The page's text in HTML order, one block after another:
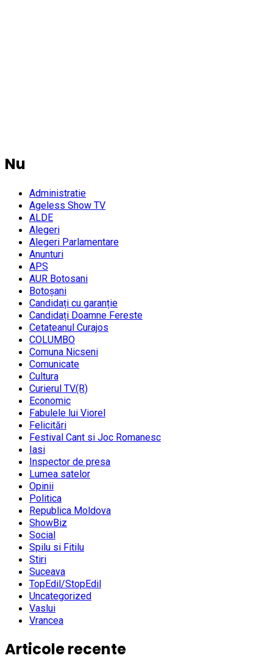
Nu
Administratie
Ageless Show TV
ALDE
Alegeri
Alegeri Parlamentare
Anunturi
APS
AUR Botosani
Botoșani
Candidați cu garanție
Candidați Doamne Fereste
Cetateanul Curajos
COLUMBO
Comuna Nicseni
Comunicate
Cultura
Curierul TV(R)
Economic
Fabulele lui Viorel
Felicitări
Festival Cant si Joc Romanesc
Iasi
Inspector de presa
Lumea satelor
Opinii
Politica
Republica Moldova
ShowBiz
Social
Spilu si Fitilu
Stiri
Suceava
TopEdil/StopEdil
Uncategorized
Vaslui
Vrancea
Articole recente